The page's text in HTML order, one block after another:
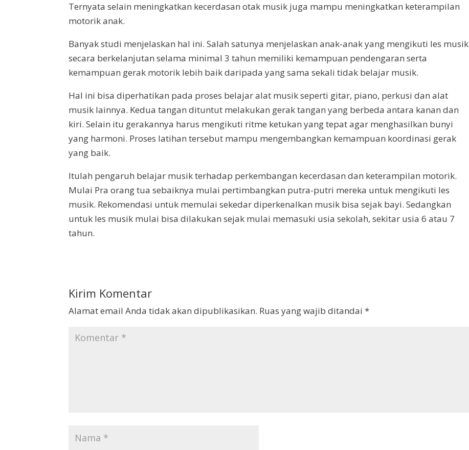
Ternyata selain meningkatkan kecerdasan otak musik juga mampu meningkatkan keterampilan
motorik anak.
Banyak studi menjelaskan hal ini. Salah satunya menjelaskan anak-anak yang mengikuti les musik
secara berkelanjutan selama minimal 3 tahun memiliki kemampuan pendengaran serta
kemampuan gerak motorik lebih baik daripada yang sama sekali tidak belajar musik.
Hal ini bisa diperhatikan pada proses belajar alat musik seperti gitar, piano, perkusi dan alat
musik lainnya. Kedua tangan dituntut melakukan gerak tangan yang berbeda antara kanan dan
kiri. Selain itu gerakannya harus mengikuti ritme ketukan yang tepat agar menghasilkan bunyi
yang harmoni. Proses latihan tersebut mampu mengembangkan kemampuan koordinasi gerak
yang baik.
Itulah pengaruh belajar musik terhadap perkembangan kecerdasan dan keterampilan motorik.
Mulai Pra orang tua sebaiknya mulai pertimbangkan putra-putri mereka untuk mengikuti les
musik. Rekomendasi untuk memulai sekedar diperkenalkan musik bisa sejak bayi. Sedangkan
untuk les musik mulai bisa dilakukan sejak mulai memasuki usia sekolah, sekitar usia 6 atau 7
tahun.
Kirim Komentar
Alamat email Anda tidak akan dipublikasikan. Ruas yang wajib ditandai*